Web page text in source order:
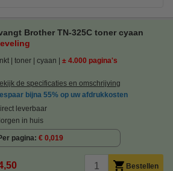
Brother TN-325C toner cyaan
toner cyaan ± 4.000 pagina's
de specificaties en omschrijving
bijna 55% op uw afdrukkosten
leverbaar
in huis
pagina € 0,019
Bestellen